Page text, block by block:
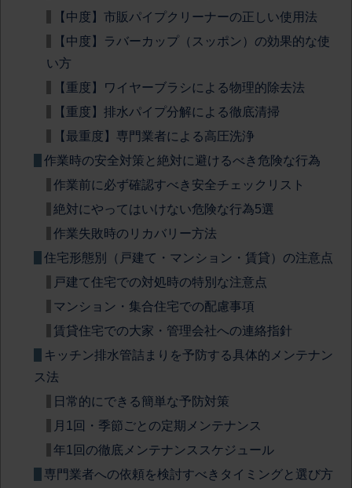
【中度】市販パイプクリーナーの正しい使用法
【中度】ラバーカップ（スッポン）の効果的な使
い方
【重度】ワイヤーブラシによる物理的除去法
【重度】排水パイプ分解による徹底清掃
【最重度】専門業者による高圧洗浄
作業時の安全対策と絶対に避けるべき危険な行為
作業前に必ず確認すべき安全チェックリスト
絶対にやってはいけない危険な行為5選
作業失敗時のリカバリー方法
住宅形態別（戸建て・マンション・賃貸）の注意点
戸建て住宅での対処時の特別な注意点
マンション・集合住宅での配慮事項
賃貸住宅での大家・管理会社への連絡指針
キッチン排水管詰まりを予防する具体的メンテナン
ス法
日常的にできる簡単な予防対策
月1回・季節ごとの定期メンテナンス
年1回の徹底メンテナンススケジュール
専門業者への依頼を検討すべきタイミングと選び方